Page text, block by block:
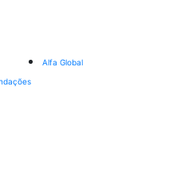
Alfa Global